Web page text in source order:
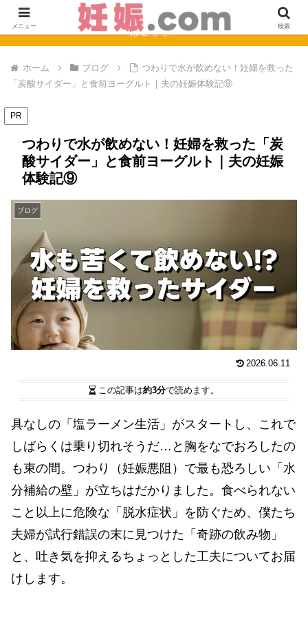
【完全保存版】妊娠0週〜40週のママの症状と赤ちゃんの成長まとめ
はこちら！
ホーム ブログ
つわりで水が飲めない！妊婦を救った
「炭酸サイダー」と食前ヨーグルト｜夫の妊娠体験記⑨
PR
つわりで水が飲めない！妊婦を救った「炭
酸サイダー」と食前ヨーグルト｜夫の妊娠
体験記⑨
ブログ
2026.06.11
この記事は約3分で読めます。
具なしの「塩ラーメン生活」がスタートし、これで
しばらくは乗り切れそうだ…と胸をなでおろしたの
も束の間。つわり（妊娠悪阻）で最も恐ろしい「水
分補給の壁」が立ちはだかりました。食べられない
こと以上に危険な「脱水症状」を防ぐため、僕たち
夫婦が試行錯誤の末に見つけた「奇跡の飲み物」
と、吐き気を抑えるちょっとした工夫についてお届
けします。
メニュー 検索